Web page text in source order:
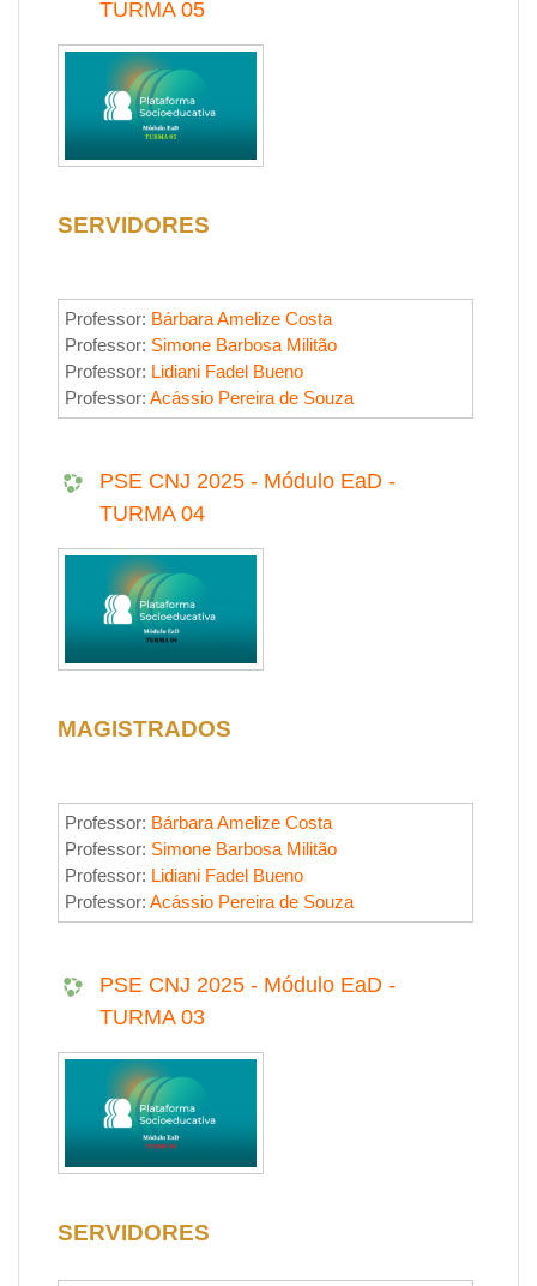
TURMA 05
SERVIDORES
Professor: Bárbara Amelize Costa
Professor: Simone Barbosa Militão
Professor: Lidiani Fadel Bueno
Professor: Acássio Pereira de Souza
PSE CNJ 2025 - Módulo EaD -
TURMA 04
MAGISTRADOS
Professor: Bárbara Amelize Costa
Professor: Simone Barbosa Militão
Professor: Lidiani Fadel Bueno
Professor: Acássio Pereira de Souza
PSE CNJ 2025 - Módulo EaD -
TURMA 03
SERVIDORES